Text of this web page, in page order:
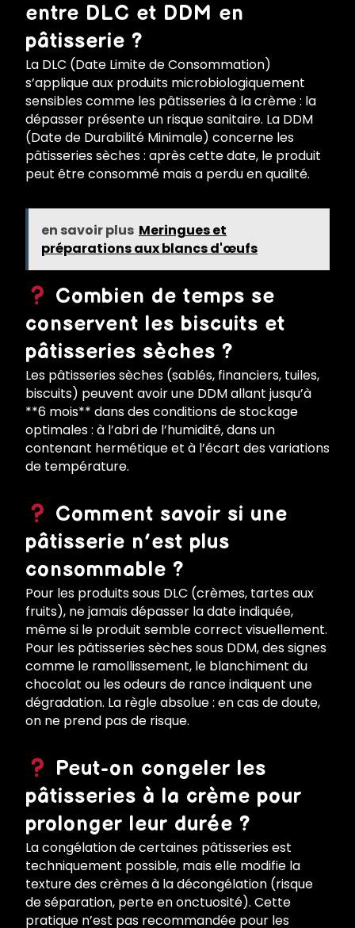
entre DLC et DDM en
pâtisserie ?
La DLC (Date Limite de Consommation)
s’applique aux produits microbiologiquement
sensibles comme les pâtisseries à la crème : la
dépasser présente un risque sanitaire. La DDM
(Date de Durabilité Minimale) concerne les
pâtisseries sèches : après cette date, le produit
peut être consommé mais a perdu en qualité.
en savoir plus Meringues et
préparations aux blancs d'œufs
Combien de temps se
conservent les biscuits et
pâtisseries sèches ?
Les pâtisseries sèches (sablés, financiers, tuiles,
biscuits) peuvent avoir une DDM allant jusqu’à
**6 mois** dans des conditions de stockage
optimales : à l’abri de l’humidité, dans un
contenant hermétique et à l’écart des variations
de température.
Comment savoir si une
pâtisserie n’est plus
consommable ?
Pour les produits sous DLC (crèmes, tartes aux
fruits), ne jamais dépasser la date indiquée,
même si le produit semble correct visuellement.
Pour les pâtisseries sèches sous DDM, des signes
comme le ramollissement, le blanchiment du
chocolat ou les odeurs de rance indiquent une
dégradation. La règle absolue : en cas de doute,
on ne prend pas de risque.
Peut-on congeler les
pâtisseries à la crème pour
prolonger leur durée ?
La congélation de certaines pâtisseries est
techniquement possible, mais elle modifie la
texture des crèmes à la décongélation (risque
de séparation, perte en onctuosité). Cette
pratique n’est pas recommandée pour les